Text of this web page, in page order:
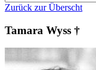
Zurück zur Überscht
Tamara Wyss †